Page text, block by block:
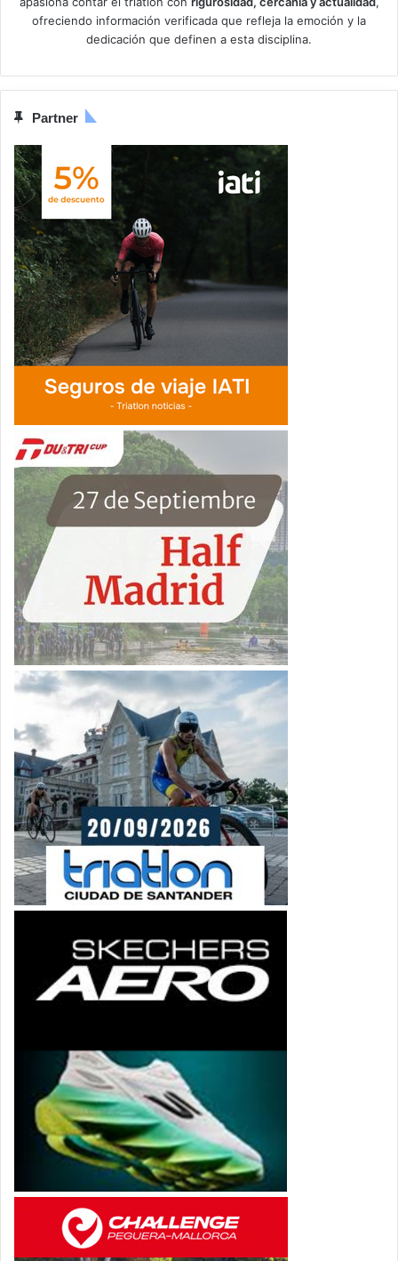
ofreciendo información verificada que refleja la emoción y la
dedicación que definen a esta disciplina.
Partner